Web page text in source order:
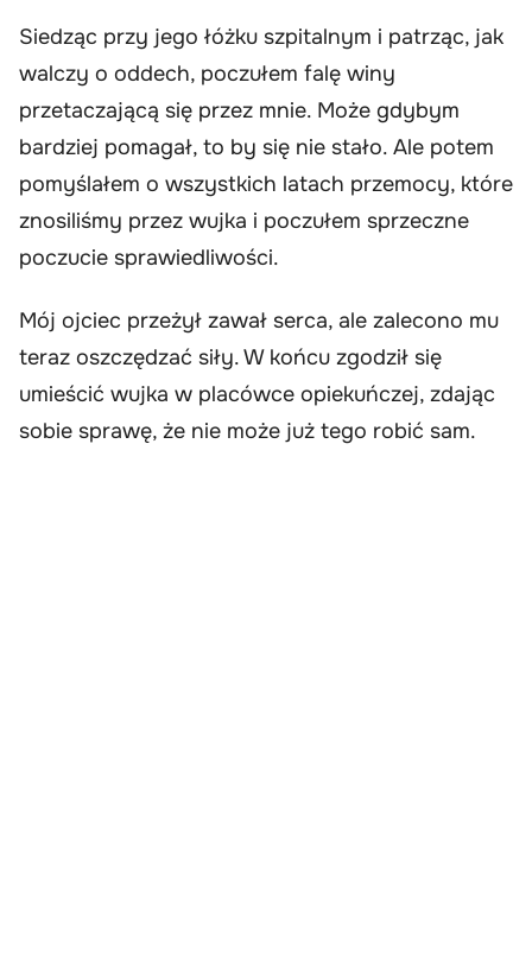
Siedząc przy jego łóżku szpitalnym i patrząc, jak
walczy o oddech, poczułem falę winy
przetaczającą się przez mnie. Może gdybym
bardziej pomagał, to by się nie stało. Ale potem
pomyślałem o wszystkich latach przemocy, które
znosiliśmy przez wujka i poczułem sprzeczne
poczucie sprawiedliwości.
Mój ojciec przeżył zawał serca, ale zalecono mu
teraz oszczędzać siły. W końcu zgodził się
umieścić wujka w placówce opiekuńczej, zdając
sobie sprawę, że nie może już tego robić sam.